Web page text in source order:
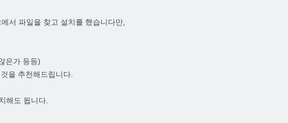
에서 파일을 찾고 설치를 했습니다만,
은가 등등)
을 추천해드립니다.
해도 됩니다.